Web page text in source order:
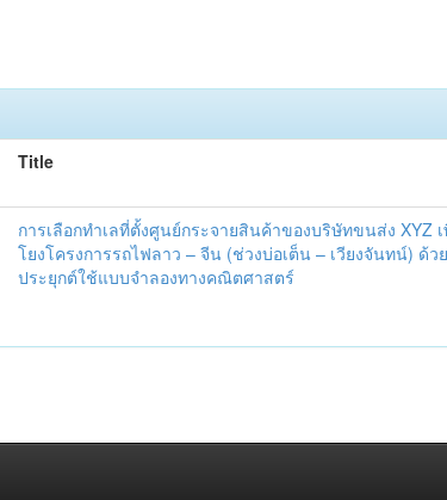
Title
การเลือกทำเลที่ตั้งศูนย์กระจายสินค้าของบริษัทขนส่ง XYZ
โยงโครงการรถไฟลาว – จีน (ช่วงบ่อเต็น – เวียงจันทน์) ด้ว
ประยุกต์ใช้แบบจำลองทางคณิตศาสตร์